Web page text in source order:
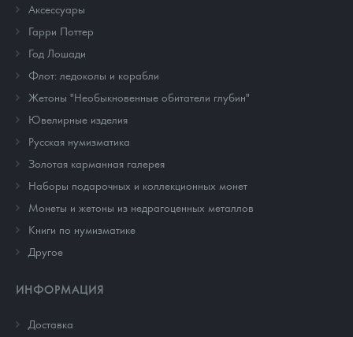
Аксессуары
Гарри Поттер
Год Лошади
Флот: ледоколы и корабли
Жетоны "Необыкновенные обитатели глубин"
Ювелирные изделия
Русская нумизматика
Золотая карманная галерея
Наборы подарочных и коллекционных монет
Монеты и жетоны из недрагоценных металлов
Книги по нумизматике
Другое
ИНФОРМАЦИЯ
Доставка